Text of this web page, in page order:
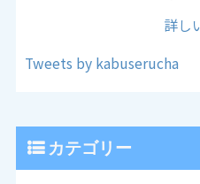
詳し
Tweets by kabuserucha
カテゴリー